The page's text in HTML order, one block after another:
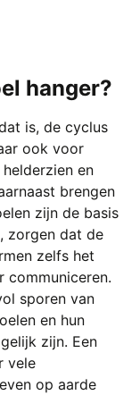
hanger?
is, de cyclus
ook voor
en
brengen
zijn de basis
zorgen dat de
zelfs het
communiceren.
sporen van
en hun
zijn. Een
vele
op aarde